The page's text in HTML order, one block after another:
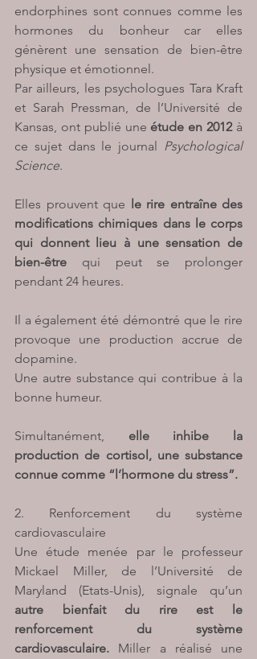
endorphines sont connues comme les
hormones du bonheur car elles
génèrent une sensation de bien-être
physique et émotionnel.
Par ailleurs, les psychologues Tara Kraft
et Sarah Pressman, de l’Université de
Kansas, ont publié une étude en 2012 à
ce sujet dans le journal Psychological
Science.
Elles prouvent que le rire entraîne des
modifications chimiques dans le corps
qui donnent lieu à une sensation de
bien-être qui peut se prolonger
pendant 24 heures.
Il a également été démontré que le rire
provoque une production accrue de
dopamine.
Une autre substance qui contribue à la
bonne humeur.
Simultanément, elle inhibe la
production de cortisol, une substance
connue comme “l’hormone du stress”.
2. Renforcement du système
cardiovasculaire
Une étude menée par le professeur
Mickael Miller, de l’Université de
autre bienfait du rire est le
renforcement du système
cardiovasculaire. Miller a réalisé une